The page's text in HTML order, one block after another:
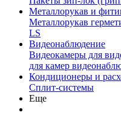
Металлорукав и
Металлорукав
LS
Видеонаблюдение
Видеокамеры для
для камер
Кондиционеры и
Сплит-системы
Еще